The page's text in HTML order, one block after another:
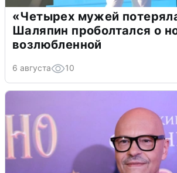
«Четырех мужей
Шаляпин проболтался о
возлюбленной
6 августа 10